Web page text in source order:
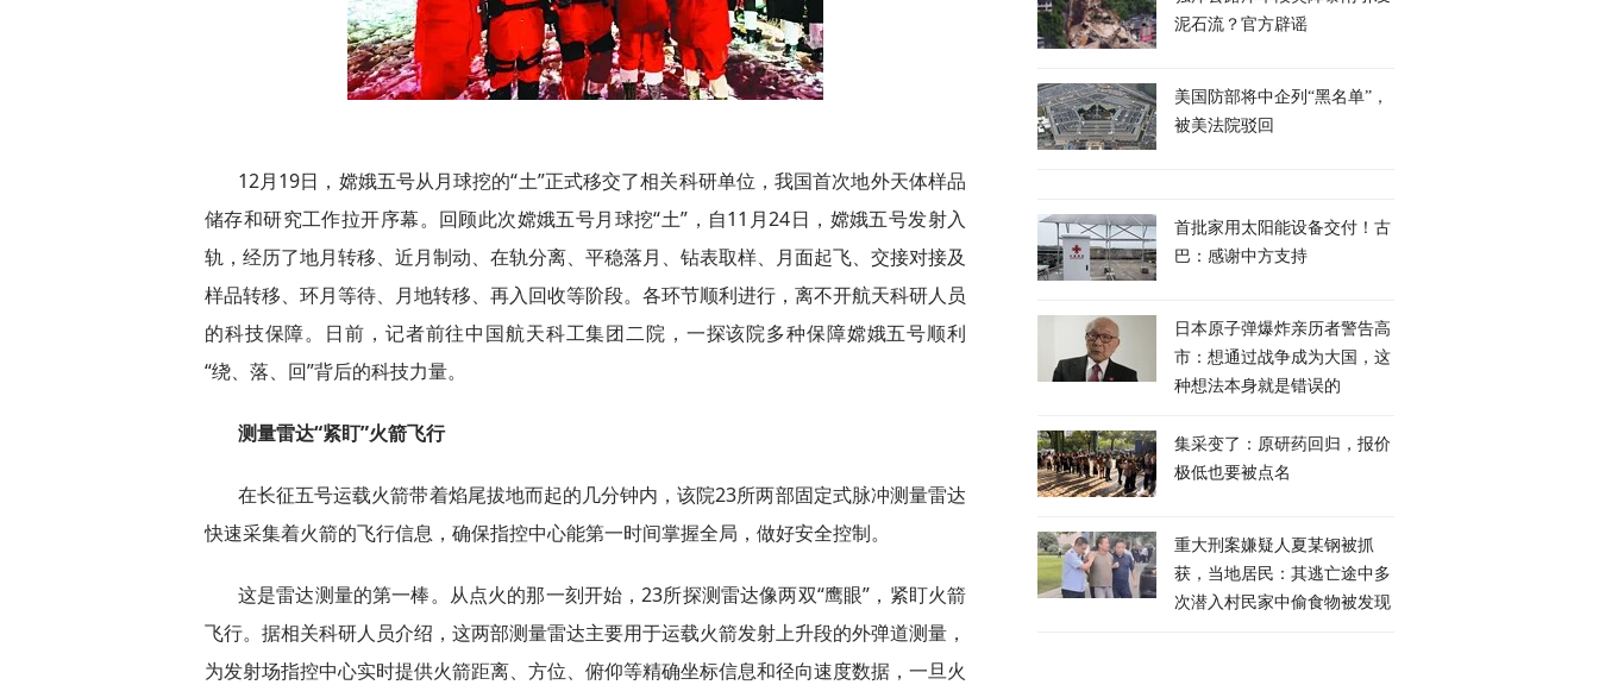
12月19日，嫦娥五号从月球挖的“土”正式移交了相关科研单位，我国首次地外天体样品
储存和研究工作拉开序幕。回顾此次嫦娥五号月球挖“土”，自11月24日，嫦娥五号发射入
轨，经历了地月转移、近月制动、在轨分离、平稳落月、钻表取样、月面起飞、交接对接及
样品转移、环月等待、月地转移、再入回收等阶段。各环节顺利进行，离不开航天科研人员
的科技保障。日前，记者前往中国航天科工集团二院，一探该院多种保障嫦娥五号顺利
“绕、落、回”背后的科技力量。
测量雷达“紧盯”火箭飞行
在长征五号运载火箭带着焰尾拔地而起的几分钟内，该院23所两部固定式脉冲测量雷达
快速采集着火箭的飞行信息，确保指控中心能第一时间掌握全局，做好安全控制。
这是雷达测量的第一棒。从点火的那一刻开始，23所探测雷达像两双“鹰眼”，紧盯火箭
飞行。据相关科研人员介绍，这两部测量雷达主要用于运载火箭发射上升段的外弹道测量，
为发射场指控中心实时提供火箭距离、方位、俯仰等精确坐标信息和径向速度数据，一旦火
泥石流？官方辟谣
美国防部将中企列“黑名单”，
被美法院驳回
首批家用太阳能设备交付！古
巴：感谢中方支持
日本原子弹爆炸亲历者警告高
市：想通过战争成为大国，这
种想法本身就是错误的
集采变了：原研药回归，报价
极低也要被点名
重大刑案嫌疑人夏某钢被抓
获，当地居民：其逃亡途中多
次潜入村民家中偷食物被发现